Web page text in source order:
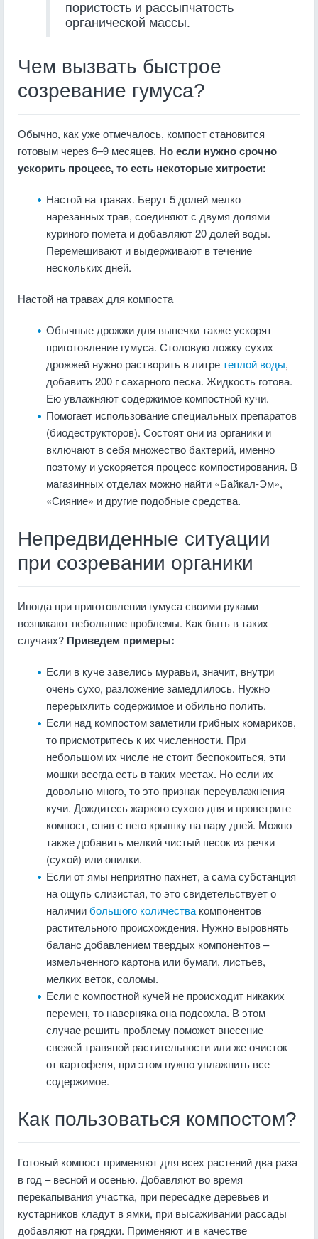
пористость и рассыпчатость
органической массы.
Чем вызвать быстрое
созревание гумуса?
Обычно, как уже отмечалось, компост становится
готовым через 6–9 месяцев. Но если нужно срочно
ускорить процесс, то есть некоторые хитрости:
Настой на травах. Берут 5 долей мелко
нарезанных трав, соединяют с двумя долями
куриного помета и добавляют 20 долей воды.
Перемешивают и выдерживают в течение
нескольких дней.
Настой на травах для компоста
Обычные дрожжи для выпечки также ускорят
приготовление гумуса. Столовую ложку сухих
дрожжей нужно растворить в литретеплой воды,
добавить 200 г сахарного песка. Жидкость готова.
Ею увлажняют содержимое компостной кучи.
Помогает использование специальных препаратов
(биодеструкторов). Состоят они из органики и
включают в себя множество бактерий, именно
поэтому и ускоряется процесс компостирования. В
магазинных отделах можно найти «Байкал-Эм»,
«Сияние» и другие подобные средства.
Непредвиденные ситуации
при созревании органики
Иногда при приготовлении гумуса своими руками
возникают небольшие проблемы. Как быть в таких
случаях? Приведем примеры:
Если в куче завелись муравьи, значит, внутри
очень сухо, разложение замедлилось. Нужно
перерыхлить содержимое и обильно полить.
Если над компостом заметили грибных комариков,
то присмотритесь к их численности. При
небольшом их числе не стоит беспокоиться, эти
мошки всегда есть в таких местах. Но если их
довольно много, то это признак переувлажнения
кучи. Дождитесь жаркого сухого дня и проветрите
компост, сняв с него крышку на пару дней. Можно
также добавить мелкий чистый песок из речки
(сухой) или опилки.
Если от ямы неприятно пахнет, а сама субстанция
на ощупь слизистая, то это свидетельствует о
наличиибольшого количества компонентов
растительного происхождения. Нужно выровнять
баланс добавлением твердых компонентов –
измельченного картона или бумаги, листьев,
мелких веток, соломы.
Если с компостной кучей не происходит никаких
перемен, то наверняка она подсохла. В этом
случае решить проблему поможет внесение
свежей травяной растительности или же очисток
от картофеля, при этом нужно увлажнить все
содержимое.
Как пользоваться компостом?
Готовый компост применяют для всех растений два раза
в год – весной и осенью. Добавляют во время
перекапывания участка, при пересадке деревьев и
кустарников кладут в ямки, при высаживании рассады
добавляют на грядки. Применяют и в качестве